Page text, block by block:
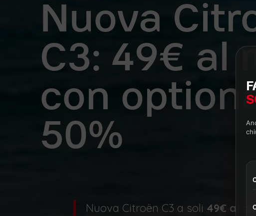
Nuova
C3: 49€ al
con
50%
Nuova Citroën C3 a soli 49€ al